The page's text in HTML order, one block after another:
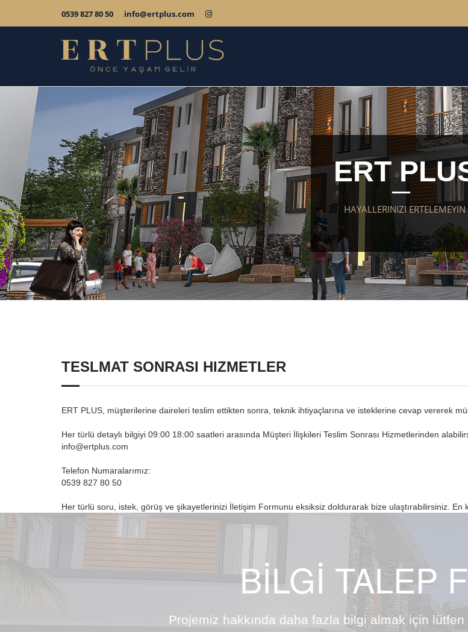
0539 827 80 50 info@ertplus.com
ERT
HAYALLERINIZI ERTELEMEYIN
TESLMAT SONRASI HIZMETLER
ERT PLUS, müşterilerine daireleri teslim ettikten sonra, teknik ihtiyaçlarına ve isteklerine cevap vererek
Her türlü detaylı bilgiyi 09:00 18:00 saatleri arasında Müşteri İlişkileri Teslim Sonrası Hizmetlerinden
info@ertplus.com
Telefon Numaralarımız:
0539 827 80 50
Her türlü soru, istek, görüş ve şikayetlerinizi İletişim Formunu eksiksiz doldurarak bize ulaştırabilirsiniz. En
BİLGİ TALEP
Projemiz hakkında daha fazla bilgi almak için